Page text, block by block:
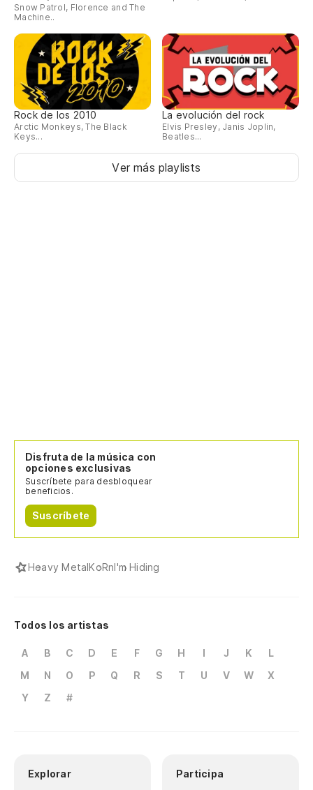
Snow Patrol, Florence and The
Machine..
Rock de los 2010
Arctic Monkeys, The Black
Keys...
La evolución del rock
Elvis Presley, Janis Joplin,
Beatles...
Ver más playlists
Disfruta de la música con
opciones exclusivas
Suscríbete para desbloquear
beneficios.
Suscríbete
Heavy MetalKoRnI'm Hiding
Todos los artistas
A B C D E F G H I J K
L
M
N O P Q R S T U V W
X
Y
Z #
Explorar Participa